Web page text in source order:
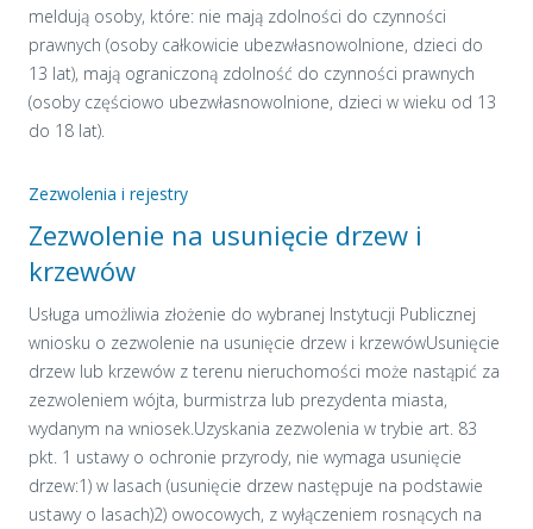
meldują osoby, które: nie mają zdolności do czynności
prawnych (osoby całkowicie ubezwłasnowolnione, dzieci do
13 lat), mają ograniczoną zdolność do czynności prawnych
(osoby częściowo ubezwłasnowolnione, dzieci w wieku od 13
do 18 lat).
Zezwolenia i rejestry
Zezwolenie na usunięcie drzew i
krzewów
Usługa umożliwia złożenie do wybranej Instytucji Publicznej
wniosku o zezwolenie na usunięcie drzew i krzewówUsunięcie
drzew lub krzewów z terenu nieruchomości może nastąpić za
zezwoleniem wójta, burmistrza lub prezydenta miasta,
wydanym na wniosek.Uzyskania zezwolenia w trybie art. 83
pkt. 1 ustawy o ochronie przyrody, nie wymaga usunięcie
drzew:1) w lasach (usunięcie drzew następuje na podstawie
ustawy o lasach)2) owocowych, z wyłączeniem rosnących na